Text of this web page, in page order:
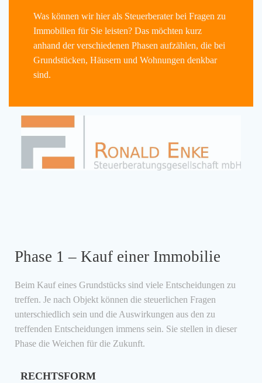
Was können wir hier als Steuerberater bei Fragen zu
Immobilien für Sie leisten? Das möchten kurz
anhand der verschiedenen Phasen aufzählen, die bei
Grundstücken, Häusern und Wohnungen denkbar
sind.
Phase 1 – Kauf einer Immobilie
Beim Kauf eines Grundstücks sind viele Entscheidungen zu
treffen. Je nach Objekt können die steuerlichen Fragen
unterschiedlich sein und die Auswirkungen aus den zu
treffenden Entscheidungen immens sein. Sie stellen in dieser
Phase die Weichen für die Zukunft.
RECHTSFORM